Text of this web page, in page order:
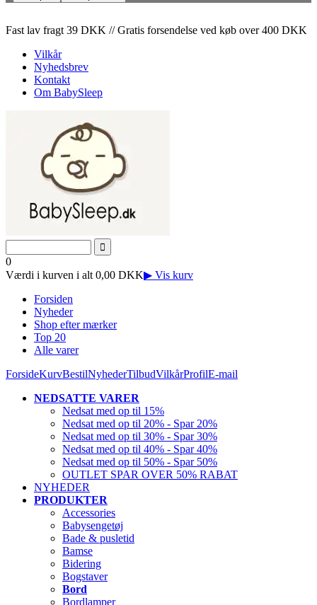
Fast lav fragt 39 DKK // Gratis forsendelse ved køb over 400 DKK
Vilkår
Nyhedsbrev
Kontakt
Om BabySleep
0
Værdi i kurven i alt 0,00 DKK▶ Vis kurv
Forsiden
Nyheder
Shop efter mærker
Top 20
Alle varer
ForsideKurvBestilNyhederTilbudVilkårProfilE-mail
NEDSATTE VARER
Nedsat med op til 15%
Nedsat med op til 20% - Spar 20%
Nedsat med op til 30% - Spar 30%
Nedsat med op til 40% - Spar 40%
Nedsat med op til 50% - Spar 50%
OUTLET SPAR OVER 50% RABAT
NYHEDER
PRODUKTER
Accessories
Babysengetøj
Bade & pusletid
Bamse
Bidering
Bogstaver
Bord
Bordlamper